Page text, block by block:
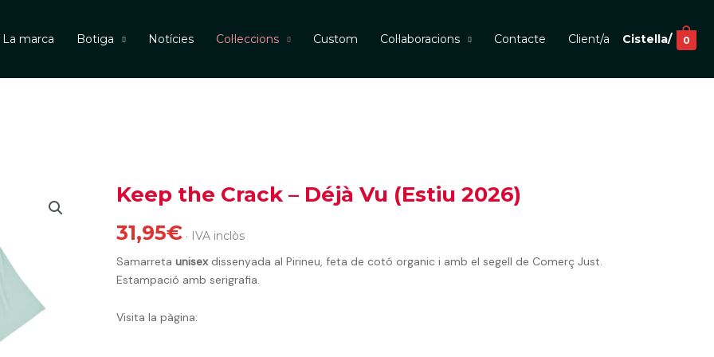
La marca Botiga Notícies Col·leccions Custom Col·laboracions Contacte Client/a Cistella/ 0
Keep the Crack – Déjà Vu (Estiu 2026)
31,95€ · IVA inclòs
Samarretaunisexdissenyada al Pirineu, feta de cotó organic i amb el segell de Comerç Just.
Estampació amb serigrafia.
Visita la pàgina:
quantitat
Keep
Crack
-
Vu